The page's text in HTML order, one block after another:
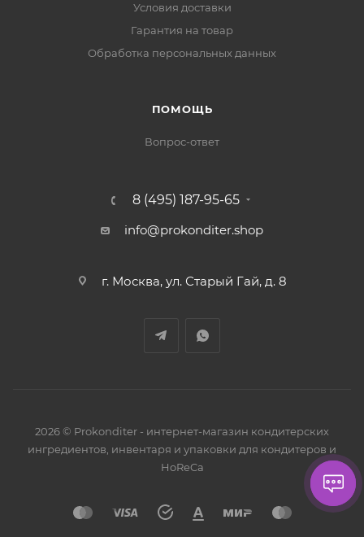
Условия доставки
Гарантия на товар
Обработка персональных данных
ПОМОЩЬ
Вопрос-ответ
8 (495) 187-95-65
info@prokonditer.shop
г. Москва, ул. Старый Гай, д. 8
2026 © Prokonditer - интернет-магазин кондитерских
ингредиентов, инвентаря и упаковки для кондитеров и
HoReCa